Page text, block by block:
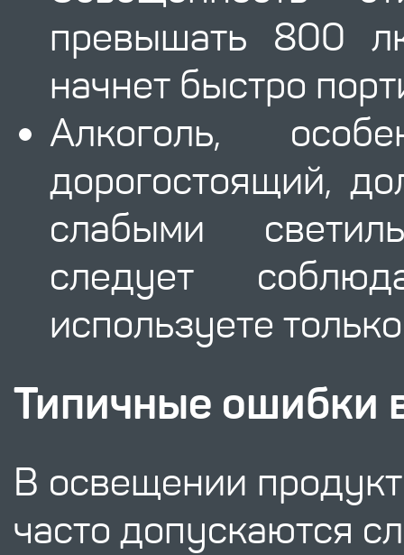
превышать 800
начнет быстро
Алкоголь,
дорогостоящий,
слабыми
следует
используете
Типичные ошибки
В освещении
часто допускаются